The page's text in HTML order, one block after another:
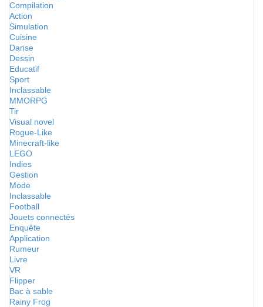
Compilation
Action
Simulation
Cuisine
Danse
Dessin
Educatif
Sport
Inclassable
MMORPG
Tir
Visual novel
Rogue-Like
Minecraft-like
LEGO
Indies
Gestion
Mode
Inclassable
Football
Jouets connectés
Enquête
Application
Rumeur
Livre
VR
Flipper
Bac à sable
Rainy Frog